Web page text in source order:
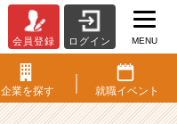
会員登録 ログイン MENU
企業を探す 就職イベント